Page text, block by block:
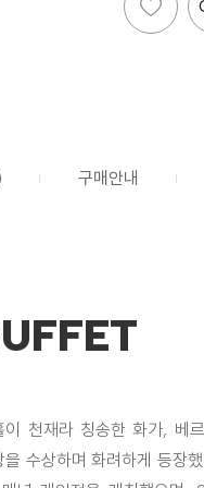
구매안내
천재라 칭송한 화가, 베
수상하며 화려하게 등장